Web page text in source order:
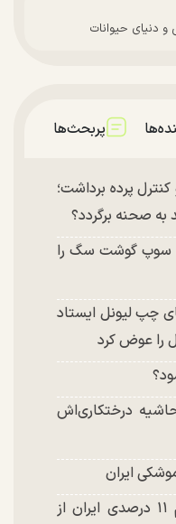
دنیای حیوانات
پربحث‌ها
سال رنج و کنترل پرده برداشت؛
به صحنه برگردد؟
سوپ گوشت سگ را
چپ لیونل ایستاد
را عوض کرد
درختکاری‌اش
ایران
پاسخ عراقچی به ادعای سهم ۱۱ درصدی ایران از